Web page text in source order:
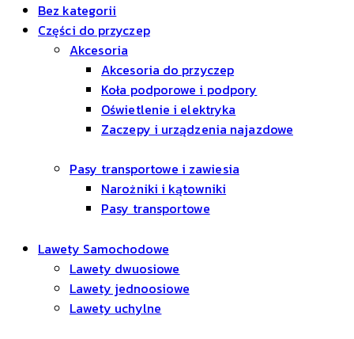
Bez kategorii
Części do przyczep
Akcesoria
Akcesoria do przyczep
Koła podporowe i podpory
Oświetlenie i elektryka
Zaczepy i urządzenia najazdowe
Pasy transportowe i zawiesia
Narożniki i kątowniki
Pasy transportowe
Lawety Samochodowe
Lawety dwuosiowe
Lawety jednoosiowe
Lawety uchylne